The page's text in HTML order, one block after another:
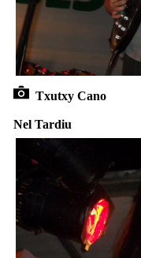
Txutxy Cano
Nel Tardiu